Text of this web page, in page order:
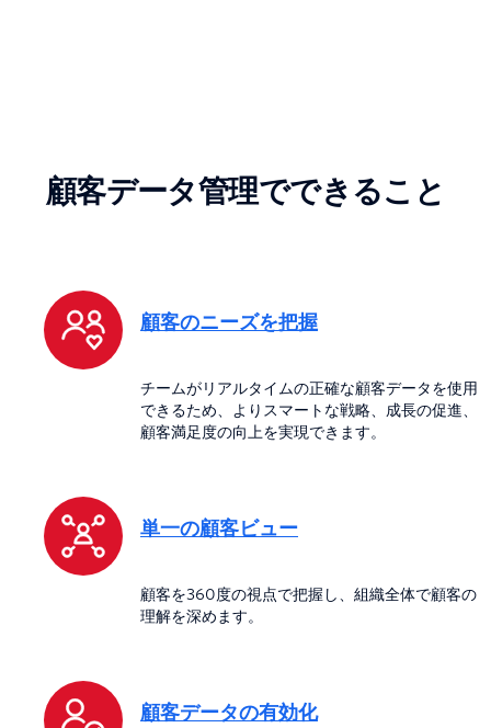
顧客データ管理でできること
顧客のニーズを把握
チームがリアルタイムの正確な顧客データを使用
できるため、よりスマートな戦略、成長の促進、
顧客満足度の向上を実現できます。
単一の顧客ビュー
顧客を360度の視点で把握し、組織全体で顧客の
理解を深めます。
顧客データの有効化